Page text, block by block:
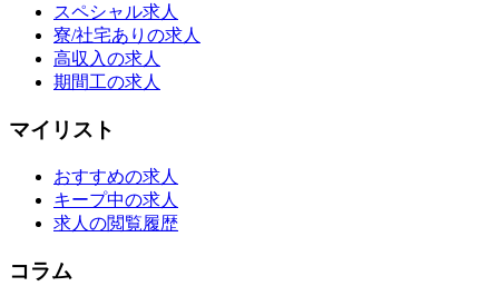
スペシャル求人
寮/社宅ありの求人
高収入の求人
期間工の求人
マイリスト
おすすめの求人
キープ中の求人
求人の閲覧履歴
コラム